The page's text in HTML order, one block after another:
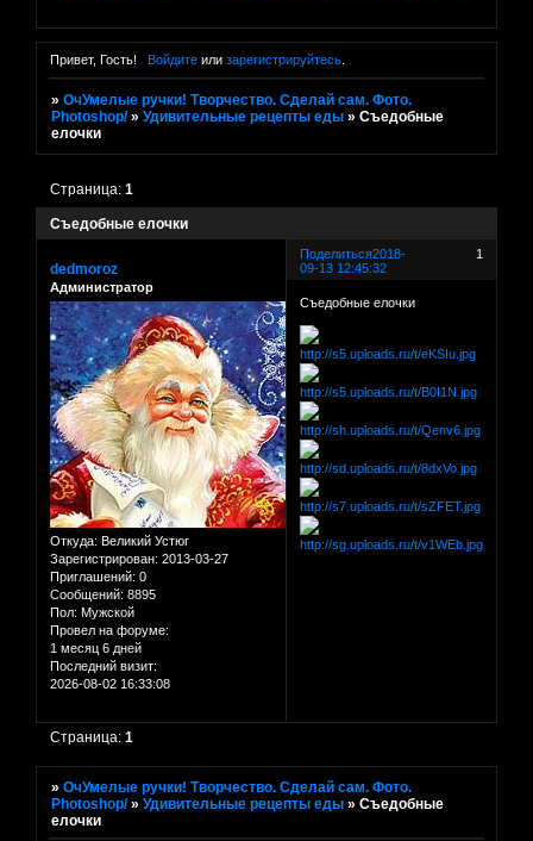
Привет, Гость! Войдитеили зарегистрируйтесь.
»ОчУмелые ручки! Творчество. Сделай сам. Фото.
Photoshop/ »Удивительные рецепты еды »Съедобные
елочки
Съедобные елочки
Страница:1
Поделиться 1
2018-
09-13 12:45:32
dedmoroz
Администратор
Откуда: Великий Устюг
Зарегистрирован: 2013-03-27
Приглашений: 0
Сообщений: 8895
Пол: Мужской
Провел на форуме:
1 месяц 6 дней
Последний визит:
2026-08-02 16:33:08
Съедобные елочки
Страница:1
»ОчУмелые ручки! Творчество. Сделай сам. Фото.
Photoshop/ »Удивительные рецепты еды »Съедобные
елочки